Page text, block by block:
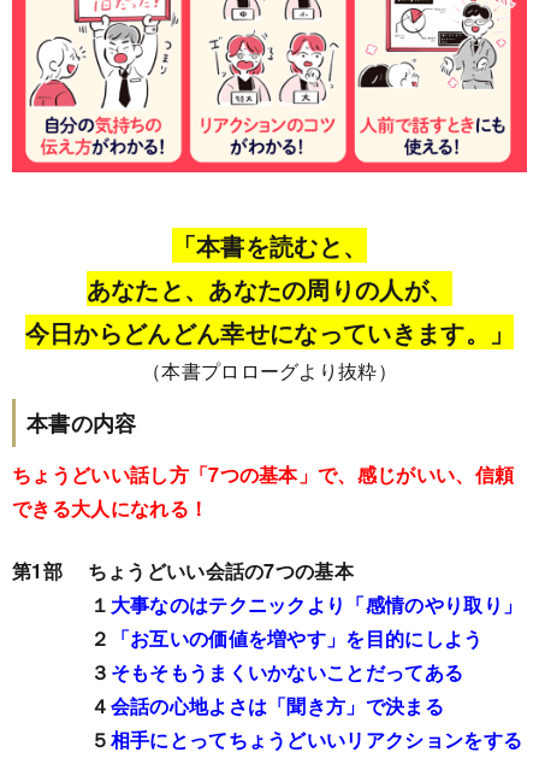
「本書を読むと、
あなたと、あなたの周りの人が、
今日からどんどん幸せになっていきます。」
（本書プロローグより抜粋）
本書の内容
ちょうどいい話し方「7つの基本」で、感じがいい、信頼
できる大人になれる！
第1部 ちょうどいい会話の7つの基本
１ 大事なのはテクニックより「感情のやり取り」
２ 「お互いの価値を増やす」を目的にしよう
３ そもそもうまくいかないことだってある
４会話の心地よさは「聞き方」で決まる
５相手にとってちょうどいいリアクションをする